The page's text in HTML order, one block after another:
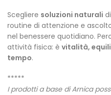
Scegliere soluzioni naturali
routine di attenzione e
nel benessere quotidiano.
attività fisica: è vitalità,
tempo.
*****
I prodotti a base di Arnica